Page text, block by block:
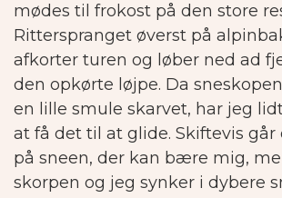
mødes til frokost på den store
Ritterspranget øverst på
afkorter turen og løber ned ad
den opkørte løjpe. Da
en lille smule skarvet, har jeg
at få det til at glide. Skiftevis går
på sneen, der kan bære mig,
skorpen og jeg synker i dybere